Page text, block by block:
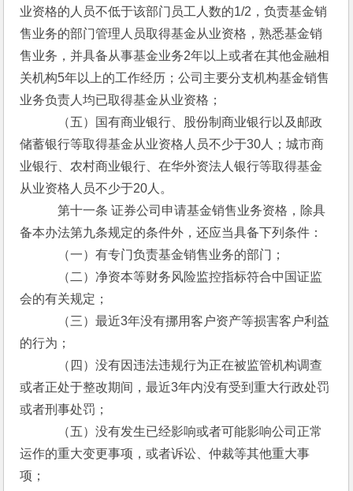
业资格的人员不低于该部门员工人数的1/2，负责基金销
售业务的部门管理人员取得基金从业资格，熟悉基金销
售业务，并具备从事基金业务2年以上或者在其他金融相
关机构5年以上的工作经历；公司主要分支机构基金销售
业务负责人均已取得基金从业资格；
（五）国有商业银行、股份制商业银行以及邮政
储蓄银行等取得基金从业资格人员不少于30人；城市商
业银行、农村商业银行、在华外资法人银行等取得基金
从业资格人员不少于20人。
第十一条 证券公司申请基金销售业务资格，除具
备本办法第九条规定的条件外，还应当具备下列条件：
（一）有专门负责基金销售业务的部门；
（二）净资本等财务风险监控指标符合中国证监
会的有关规定；
（三）最近3年没有挪用客户资产等损害客户利益
的行为；
（四）没有因违法违规行为正在被监管机构调查
或者正处于整改期间，最近3年内没有受到重大行政处罚
或者刑事处罚；
（五）没有发生已经影响或者可能影响公司正常
运作的重大变更事项，或者诉讼、仲裁等其他重大事
项；